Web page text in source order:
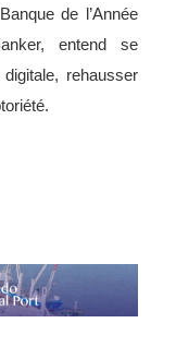
de l’Année
entend se
rehausser